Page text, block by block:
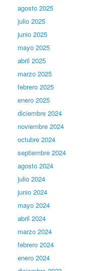
agosto 2025
julio 2025
junio 2025
mayo 2025
abril 2025
marzo 2025
febrero 2025
enero 2025
diciembre 2024
noviembre 2024
octubre 2024
septiembre 2024
agosto 2024
julio 2024
junio 2024
mayo 2024
abril 2024
marzo 2024
febrero 2024
enero 2024